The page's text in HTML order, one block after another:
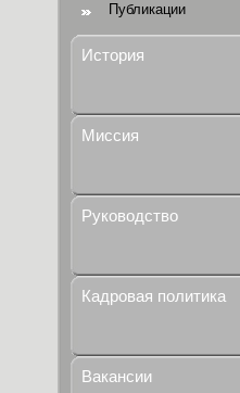
Публикации
История
Миссия
Руководство
Кадровая политика
Вакансии